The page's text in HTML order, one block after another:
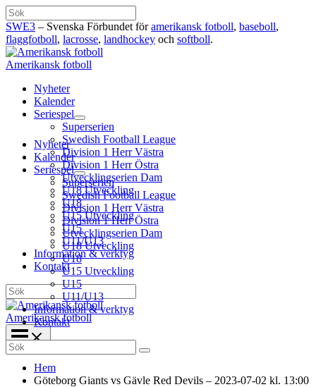
Hoppa
till
innehåll
Sök
SWE3 – Svenska Förbundet föramerikansk fotboll, baseboll,
flaggfotboll, lacrosse, landhockey och softboll.
Amerikansk fotboll
Nyheter
Kalender
Seriespel
Superserien
Swedish Football League
Division 1 Herr Västra
Division 1 Herr Östra
Utvecklingserien Dam
U18 Utveckling
U18
U15 Utveckling
U15
U11/U13
Information & verktyg
Kontakt
Sök
Amerikansk fotboll
Nyheter
Kalender
Seriespel
Superserien
Swedish Football League
Division 1 Herr Västra
Division 1 Herr Östra
Utvecklingserien Dam
U18 Utveckling
U18
U15 Utveckling
U15
U11/U13
Information & verktyg
Kontakt
Search
for:
Hem
Göteborg Giants vs Gävle Red Devils – 2023-07-02 kl. 13:00